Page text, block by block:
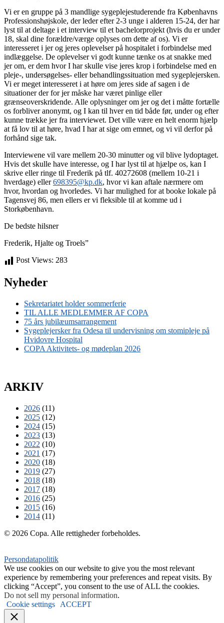
Vi er en gruppe på 3 mandlige sygeplejestuderende fra Københavns
Professionshøjskole, der leder efter 2-3 unge i alderen 15-24, der har
lyst til at deltage i et interview til et bachelorprojekt (hvis du er under
18, skal dine forældre/værge oplyses om dette af os). Vi er
interesseret i jer og jeres oplevelser på hospitalet i forbindelse med
indlæggelse. De oplevelser vi godt kunne tænke os at snakke med
jer om, er dem hvor I har skulle vise jeres krop i forbindelse med en
pleje-, undersøgelses- eller behandlingssituation med sygeplejersken.
Vi er meget interesseret i at høre om jeres side af sagen i de
situationer der for jer måske har været pinlige eller
grænseoverskridende. Alle oplysninger om jer og det i måtte fortælle
os forbliver anonymt, og I kan til hver en tid både før, under og efter
kunne trække jer fra interviewet. Det ville være en helt enorm hjælp
at få lov til at høre, hvad I har at sige om emnet, og vi vil derfor på
forhånd sige tak.
Interviewene vil vare mellem 20-30 minutter og vil blive lydoptaget.
Hvis det skulle have interesse, og I har lyst til at hjælpe os, kan I
skrive eller ringe til Frederik på tlf. 40272608 (mellem 10-21 i
hverdage) eller698395@kp.dk, hvor vi kan aftale nærmere om
hvor, hvordan og hvorledes. Vi har mulighed for at booke lokale på
Tagensvej 86, men ellers er vi fleksible til at komme ud i
Storkøbenhavn.
De bedste hilsner
Frederik, Hjalte og Troels”
Post Views: 283
Nyheder
Sekretariatet holder sommerferie
TIL ALLE MEDLEMMER AF COPA
75 års jubilæumsarrangement
Sygeplejersker fra Odesa til undervisning om stomipleje på
Hvidovre Hospital
COPA Aktivitets- og mødeplan 2026
ARKIV
2026 (11)
2025 (12)
2024 (15)
2023 (13)
2022 (10)
2021 (17)
2020 (18)
2019 (27)
2018 (18)
2017 (18)
2016 (25)
2015 (16)
2014 (11)
© 2026 Copa. Alle rettigheder forbeholdes.
Persondatapolitik
We use cookies on our website to give you the most relevant
experience by remembering your preferences and repeat visits. By
clicking “Accept”, you consent to the use of ALL the cookies.
Do not sell my personal information.
Cookie settings
ACCEPT